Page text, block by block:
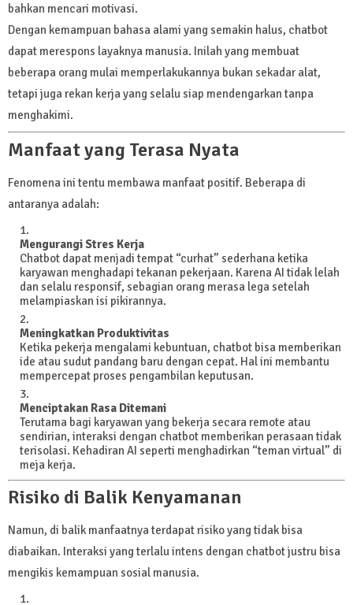
bahkan mencari motivasi.
Dengan kemampuan bahasa alami yang semakin halus, chatbot
dapat merespons layaknya manusia. Inilah yang membuat
beberapa orang mulai memperlakukannya bukan sekadar alat,
tetapi juga rekan kerja yang selalu siap mendengarkan tanpa
menghakimi.
Manfaat yang Terasa Nyata
Fenomena ini tentu membawa manfaat positif. Beberapa di
antaranya adalah:
Mengurangi Stres Kerja
Chatbot dapat menjadi tempat “curhat” sederhana ketika
karyawan menghadapi tekanan pekerjaan. Karena AI tidak lelah
dan selalu responsif, sebagian orang merasa lega setelah
melampiaskan isi pikirannya.
Meningkatkan Produktivitas
Ketika pekerja mengalami kebuntuan, chatbot bisa memberikan
ide atau sudut pandang baru dengan cepat. Hal ini membantu
mempercepat proses pengambilan keputusan.
Menciptakan Rasa Ditemani
Terutama bagi karyawan yang bekerja secara remote atau
sendirian, interaksi dengan chatbot memberikan perasaan tidak
terisolasi. Kehadiran AI seperti menghadirkan “teman virtual” di
meja kerja.
Risiko di Balik Kenyamanan
Namun, di balik manfaatnya terdapat risiko yang tidak bisa
diabaikan. Interaksi yang terlalu intens dengan chatbot justru bisa
mengikis kemampuan sosial manusia.